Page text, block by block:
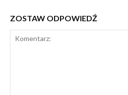
ZOSTAW ODPOWIEDŹ